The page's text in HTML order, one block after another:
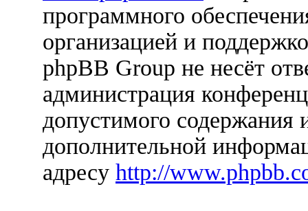
программного
организацией и
phpBB Group не несёт
администрация
допустимого содержания
дополнительной
адресу http://